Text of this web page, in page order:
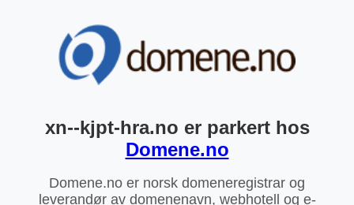
xn--kjpt-hra.no er parkert hos
Domene.no
Domene.no er norsk domeneregistrar og
leverandør av domenenavn, webhotell og e-